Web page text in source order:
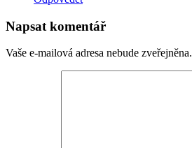
Napsat komentář
Vaše e-mailová adresa nebude zveřejněna.